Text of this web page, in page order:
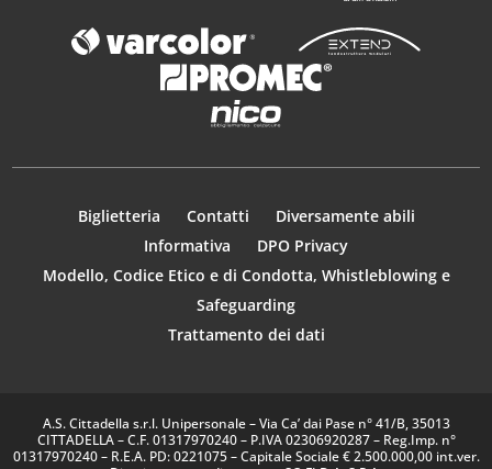
Biglietteria Contatti
Diversamente abili
Informativa
DPO Privacy
Modello, Codice Etico e di Condotta, Whistleblowing e
Safeguarding
Trattamento dei dati
A.S. Cittadella s.r.l. Unipersonale – Via Ca’ dai Pase n° 41/B, 35013
CITTADELLA – C.F. 01317970240 – P.IVA 02306920287 – Reg.Imp. n°
01317970240 – R.E.A. PD: 0221075 – Capitale Sociale € 2.500.000,00 int.ver.